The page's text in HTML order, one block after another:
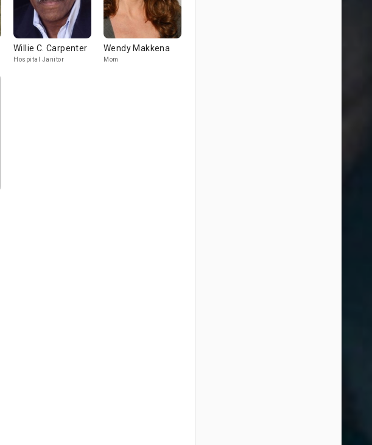
Willie C. Carpenter
Hospital Janitor
Wendy Makkena
Mom